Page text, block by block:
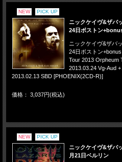
NEW PICK UP
ニックケイヴ&ザバ
24日ボストン
ニックケイヴ&ザバ
24日ボストン
Tour 2013 Orpheum
2013.03.24 Vg-Aud
2013.02.13 SBD [PHOENIX(2CD-R)]
価格： 3,037円(税込)
NEW PICK UP
ニックケイヴ&ザバ
月21日ベルリン